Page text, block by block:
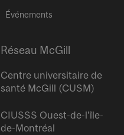
Événements
Réseau McGill
Centre universitaire de
santé McGill (CUSM)
CIUSSS Ouest-de-l’île-
de-Montréal